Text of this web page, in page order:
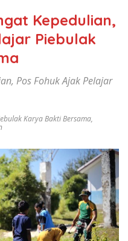
Kepedulian,
Piebulak
Pos Fohuk Ajak Pelajar
Karya Bakti Bersama,